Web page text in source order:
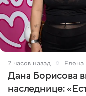
7 часов назад
Дана Борисова
наследнице: